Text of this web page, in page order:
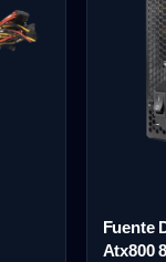
Fuente
Atx800